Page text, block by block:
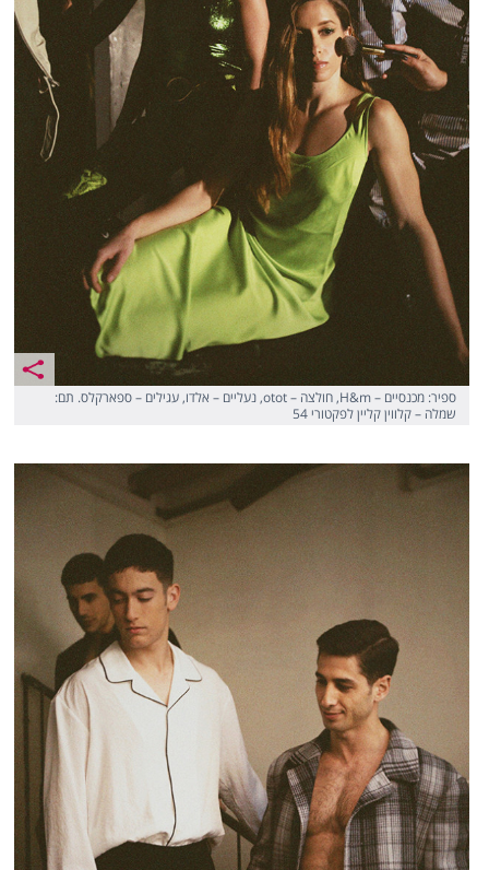
ספיר: מכנסיים – H&m, חולצה – otot, נעליים – אלדו, עגילים – ספארקלס. תם:
שמלה – קלווין קליין לפקטורי 54